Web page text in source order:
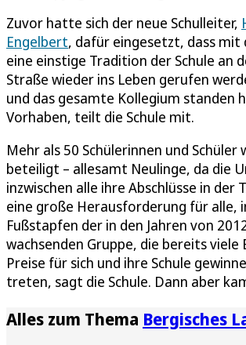
Zuvor hatte sich der neue Schulleiter,
Engelbert, dafür eingesetzt, dass mit
eine einstige Tradition der Schule an
Straße wieder ins Leben gerufen
und das gesamte Kollegium standen
Vorhaben, teilt die Schule mit.
Mehr als 50 Schülerinnen und Schüler
beteiligt – allesamt Neulinge, da die
inzwischen alle ihre Abschlüsse in der
eine große Herausforderung für alle,
Fußstapfen der in den Jahren von
wachsenden Gruppe, die bereits viele
Preise für sich und ihre Schule
treten, sagt die Schule. Dann aber
Alles zum Thema Bergisches